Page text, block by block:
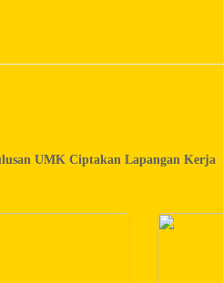
UMK Ciptakan Lapangan Kerja